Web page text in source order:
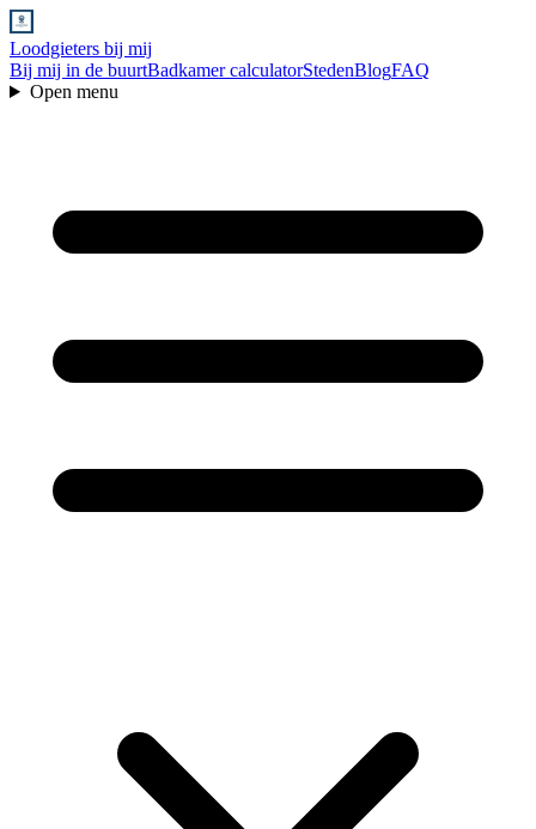
Loodgieters bij mij
Bij mij in de buurtBadkamer calculatorStedenBlogFAQ
Open menu